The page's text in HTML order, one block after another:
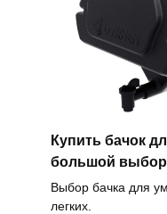
Купить бачок
большой выбор
Выбор бачка для
легких.